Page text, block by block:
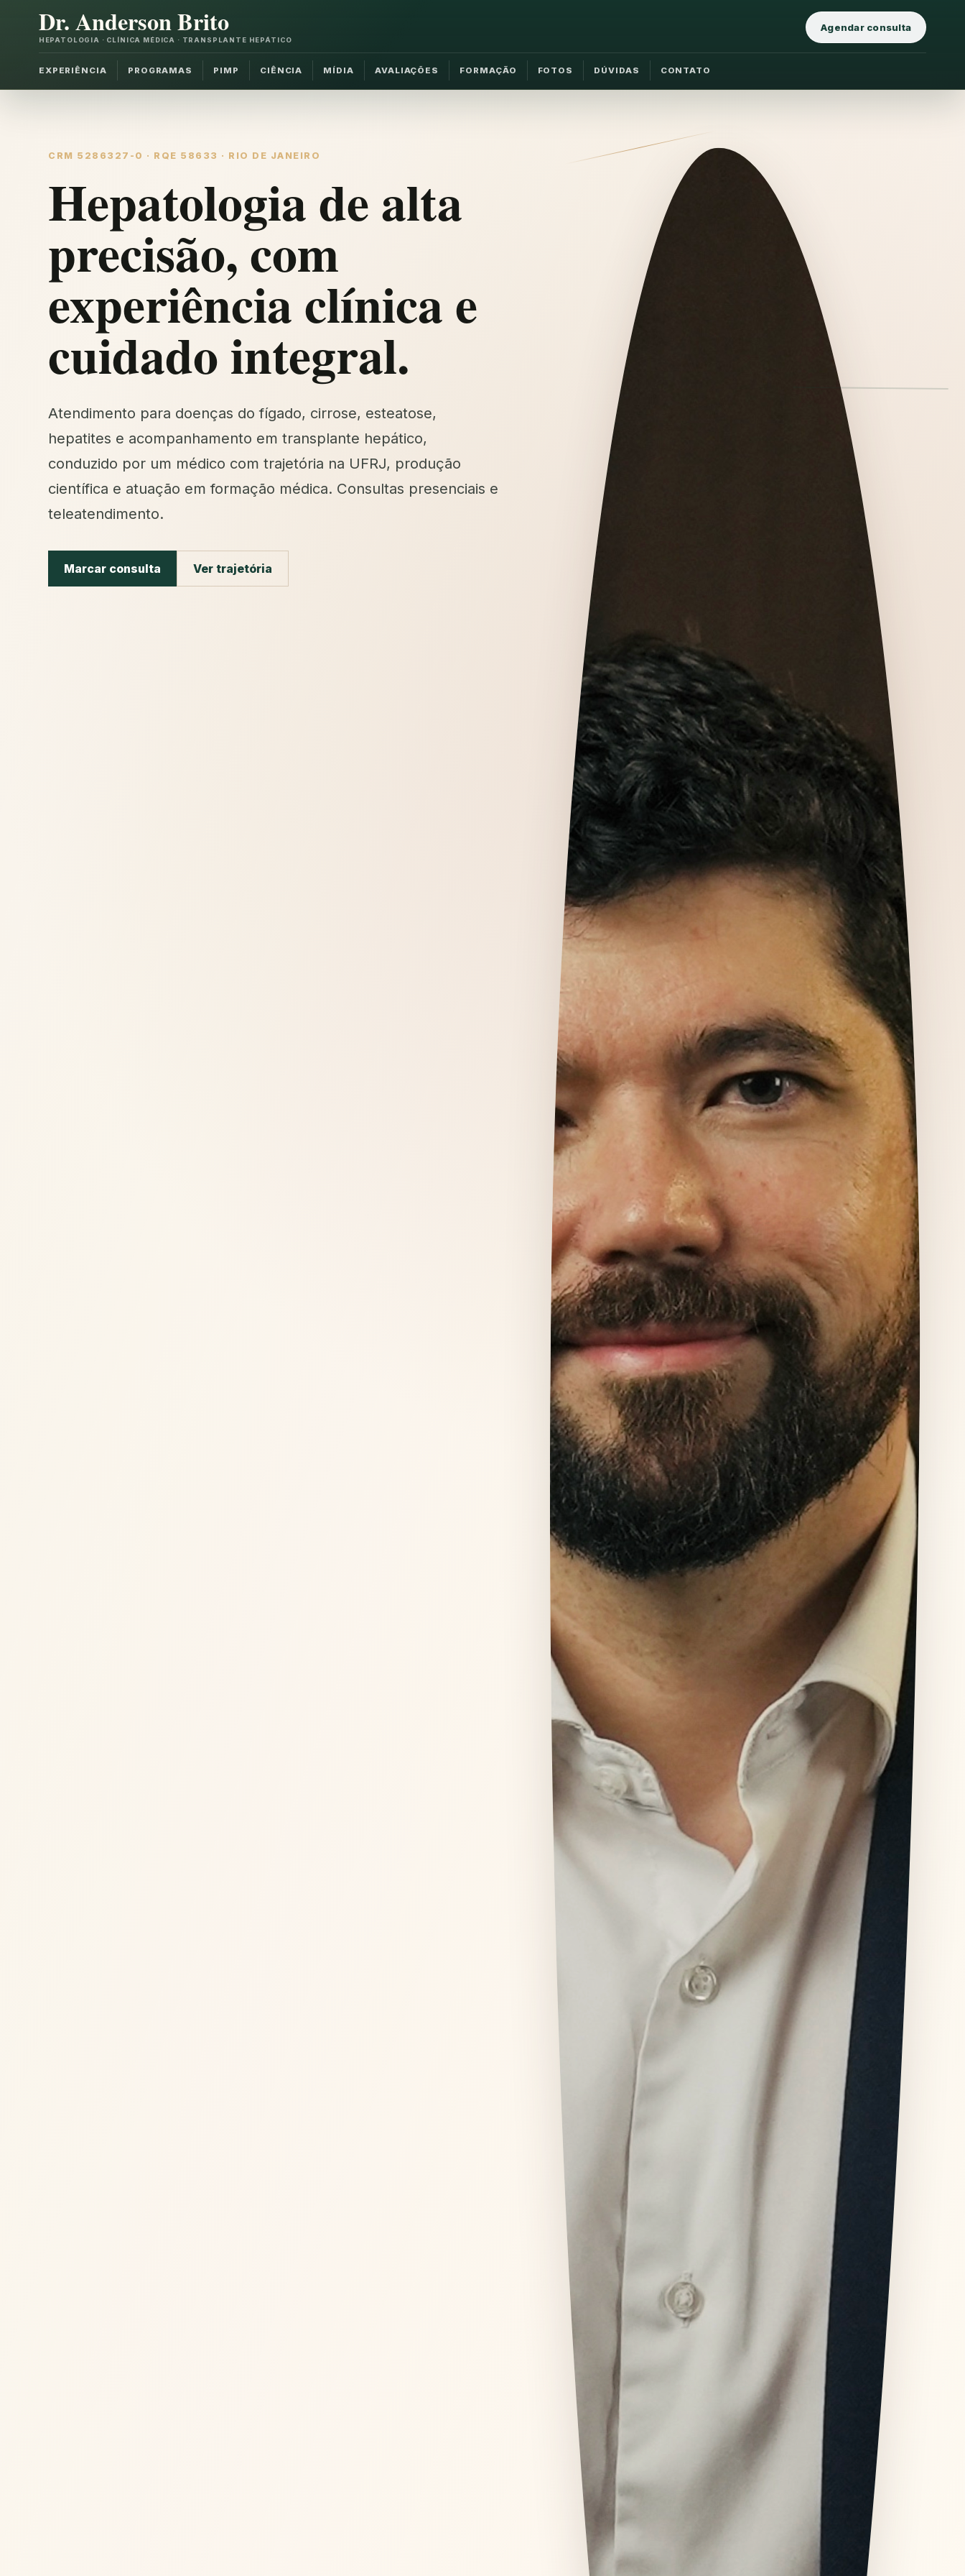
Dr. Anderson Brito
HEPATOLOGIA · CLÍNICA MÉDICA · TRANSPLANTE HEPÁTICO
EXPERIÊNCIA PROGRAMAS PIMP CIÊNCIA MÍDIA AVALIAÇÕES FORMAÇÃO FOTOS DÚVIDAS CONTATO
Agendar consulta
CRM 5286327-0 · RQE 58633 · RIO DE JANEIRO
Hepatologia de alta
precisão, com
experiência clínica e
cuidado integral.
Atendimento para doenças do fígado, cirrose, esteatose,
hepatites e acompanhamento em transplante hepático,
conduzido por um médico com trajetória na UFRJ, produção
científica e atuação em formação médica. Consultas presenciais e
teleatendimento.
Marcar consulta Ver trajetória